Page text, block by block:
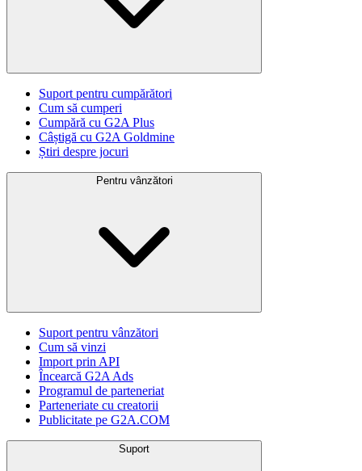
Suport pentru cumpărători
Cum să cumperi
Cumpără cu G2A Plus
Câștigă cu G2A Goldmine
Știri despre jocuri
Pentru vânzători
Suport pentru vânzători
Cum să vinzi
Import prin API
Încearcă G2A Ads
Programul de parteneriat
Parteneriate cu creatorii
Publicitate pe G2A.COM
Suport